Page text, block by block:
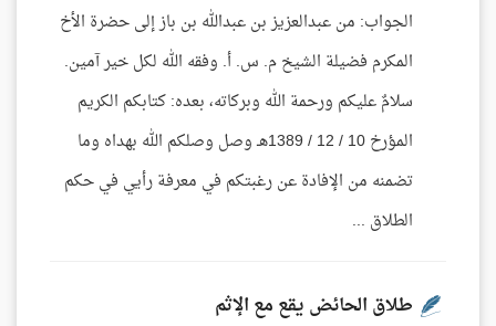
الجواب: من عبدالعزيز بن عبدالله بن باز إلى حضرة الأخ
المكرم فضيلة الشيخ م. س. أ. وفقه الله لكل خير آمين.
سلامٌ عليكم ورحمة الله وبركاته، بعده: كتابكم الكريم
المؤرخ 10 / 12 / 1389هـ وصل وصلكم الله بهداه وما
تضمنه من الإفادة عن رغبتكم في معرفة رأيي في حكم
الطلاق ...
طلاق الحائض يقع مع الإثم